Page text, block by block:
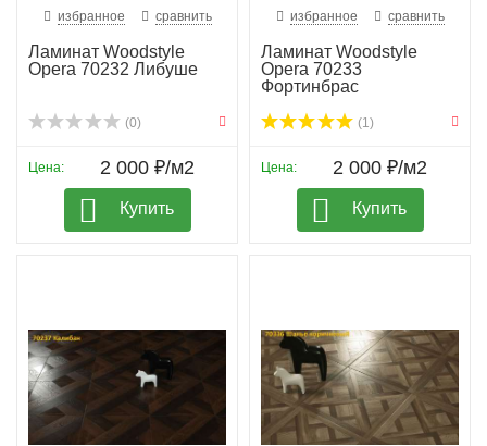
избранное сравнить
Ламинат Woodstyle
Opera 70232 Либуше
(0)
Цена: 2 000 ₽/м2
Купить
избранное сравнить
Ламинат Woodstyle
Opera 70233
Фортинбрас
(1)
Цена: 2 000 ₽/м2
Купить